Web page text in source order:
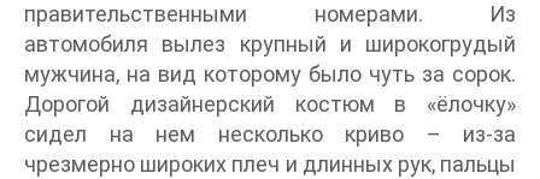
правительственными номерами. Из
автомобиля вылез крупный и широкогрудый
мужчина, на вид которому было чуть за сорок.
Дорогой дизайнерский костюм в «ёлочку»
сидел на нем несколько криво – из-за
чрезмерно широких плеч и длинных рук, пальцы